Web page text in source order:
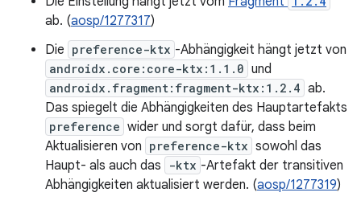
ab. (aosp/1277317)
Die preference-ktx -Abhängigkeit hängt jetzt von
androidx.core:core-ktx:1.1.0 und
androidx.fragment:fragment-ktx:1.2.4 ab.
Das spiegelt die Abhängigkeiten des Hauptartefakts
preference wider und sorgt dafür, dass beim
Aktualisieren von preference-ktx sowohl das
Haupt- als auch das
-ktx -Artefakt der transitiven
Abhängigkeiten aktualisiert werden. (aosp/1277319)